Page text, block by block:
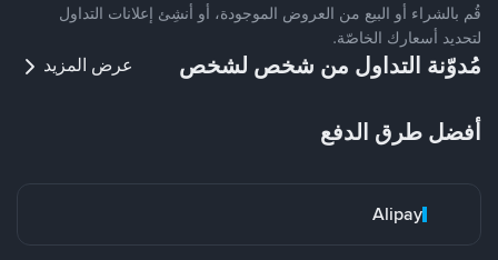
قُم بالشراء أو البيع من العروض الموجودة، أو أنشِئ إعلانات التداول
لتحديد أسعارك الخاصّة.
مُدوّنة التداول من شخص لشخص عرض المزيد
أفضل طرق الدفع
Alipay